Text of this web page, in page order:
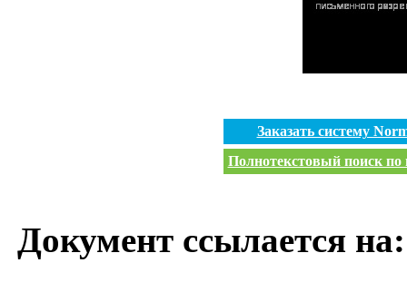
Заказать систему
Полнотекстовый поиск по
Документ ссылается на: